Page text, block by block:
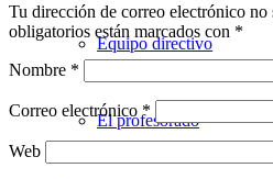
Equipo directivo
El profesorado
Tu dirección de correo electrónico no
obligatorios están marcados con *
Nombre *
Correo electrónico *
Web